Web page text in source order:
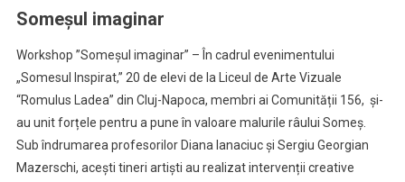
Someșul imaginar
Workshop ”Someșul imaginar” – În cadrul evenimentului
„Somesul Inspirat,” 20 de elevi de la Liceul de Arte Vizuale
“Romulus Ladea” din Cluj-Napoca, membri ai Comunității 156, și-
au unit forțele pentru a pune în valoare malurile râului Someș.
Sub îndrumarea profesorilor Diana Ianaciuc și Sergiu Georgian
Mazerschi, acești tineri artiști au realizat intervenții creative